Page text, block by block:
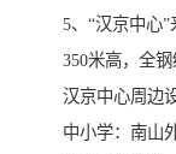
5、“汉京中心
350米高，全
汉京中心周边
中小学：南山